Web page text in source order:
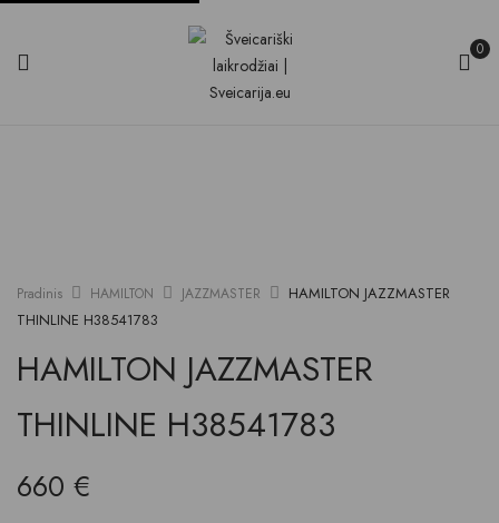
0
Pradinis HAMILTON JAZZMASTER
HAMILTON JAZZMASTER
THINLINE H38541783
HAMILTON JAZZMASTER
THINLINE H38541783
660 €